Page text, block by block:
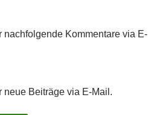
nachfolgende Kommentare via E-
neue Beiträge via E-Mail.